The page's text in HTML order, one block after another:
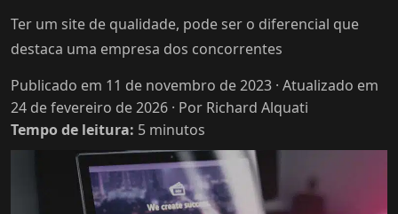
Ter um site de qualidade, pode ser o diferencial que
destaca uma empresa dos concorrentes
Publicado em 11 de novembro de 2023 · Atualizado em
24 de fevereiro de 2026 · Por Richard Alquati
Tempo de leitura: 5 minutos